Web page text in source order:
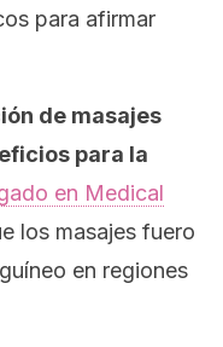
para afirmar
de masajes
para la
en Medical
los masajes fuero
en regiones